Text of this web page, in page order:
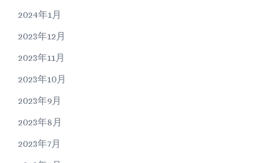
2024年1月
2023年12月
2023年11月
2023年10月
2023年9月
2023年8月
2023年7月